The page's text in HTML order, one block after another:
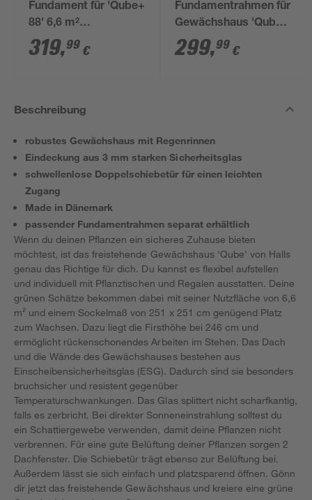
Fundament für 'Qube+
88' 6,6 m²
Gewächshaus
319,99 €
Fundamentrahmen für
Gewächshaus 'Qube
610' 6,4 m²
299,99 €
Beschreibung
robustes Gewächshaus mit Regenrinnen
Eindeckung aus 3 mm starken Sicherheitsglas
schwellenlose Doppelschiebetür für einen leichten
Zugang
Made in Dänemark
passender Fundamentrahmen separat erhältlich
Wenn du deinen Pflanzen ein sicheres Zuhause bieten
möchtest, ist das freistehende Gewächshaus 'Qube' von Halls
genau das Richtige für dich. Du kannst es flexibel aufstellen
und individuell mit Pflanztischen und Regalen ausstatten. Deine
grünen Schätze bekommen dabei mit seiner Nutzfläche von 6,6
m² und einem Sockelmaß von 251 x 251 cm genügend Platz
zum Wachsen. Dazu liegt die Firsthöhe bei 246 cm und
ermöglicht rückenschonendes Arbeiten im Stehen. Das Dach
und die Wände des Gewächshauses bestehen aus
Einscheibensicherheitsglas (ESG). Dadurch sind sie besonders
bruchsicher und resistent gegenüber
Temperaturschwankungen. Das Glas splittert nicht scharfkantig,
falls es zerbricht. Bei direkter Sonneneinstrahlung solltest du
ein Schattiergewebe verwenden, damit deine Pflanzen nicht
verbrennen. Für eine gute Belüftung deiner Pflanzen sorgen 2
Dachfenster. Die Schiebetür trägt ebenso zur Belüftung bei.
Außerdem lässt sie sich einfach und platzsparend öffnen. Gönn
dir jetzt das freistehende Gewächshaus und kreiere eine grüne